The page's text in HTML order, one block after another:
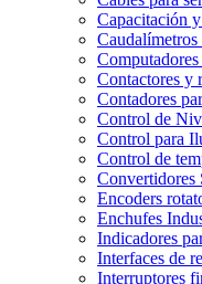
Capacitación
Caudalímetros
Contactores y
Contadores
Control de
Control para
Control de
Convertidores
Encoders
Enchufes
Indicadores
Interfaces de
Interruptores